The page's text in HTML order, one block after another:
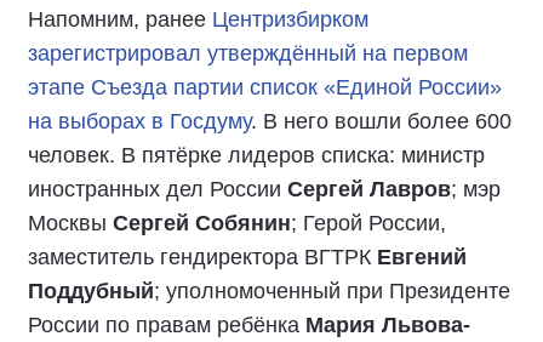
Напомним, ранее Центризбирком
зарегистрировал утверждённый на первом
этапе Съезда партии список «Единой России»
на выборах в Госдуму. В него вошли более 600
человек. В пятёрке лидеров списка: министр
иностранных дел России Сергей Лавров; мэр
Москвы Сергей Собянин; Герой России,
заместитель гендиректора ВГТРК Евгений
Поддубный; уполномоченный при Президенте
России по правам ребёнка Мария Львова-